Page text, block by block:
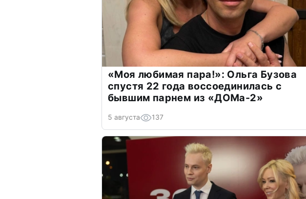
«Моя любимая пара!»: Ольга Бузова
спустя 22 года воссоединилась с
бывшим парнем из «ДОМа-2»
5 августа 137